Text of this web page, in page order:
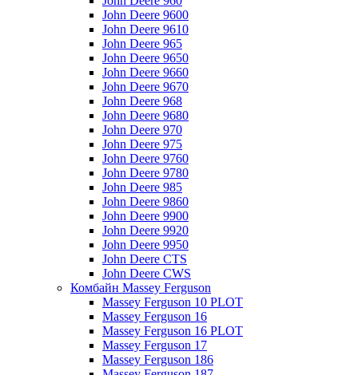
John Deere 9600
John Deere 9610
John Deere 965
John Deere 9650
John Deere 9660
John Deere 9670
John Deere 968
John Deere 9680
John Deere 970
John Deere 975
John Deere 9760
John Deere 9780
John Deere 985
John Deere 9860
John Deere 9900
John Deere 9920
John Deere 9950
John Deere CTS
John Deere CWS
Комбайн Massey Ferguson
Massey Ferguson 10 PLOT
Massey Ferguson 16
Massey Ferguson 16 PLOT
Massey Ferguson 17
Massey Ferguson 186